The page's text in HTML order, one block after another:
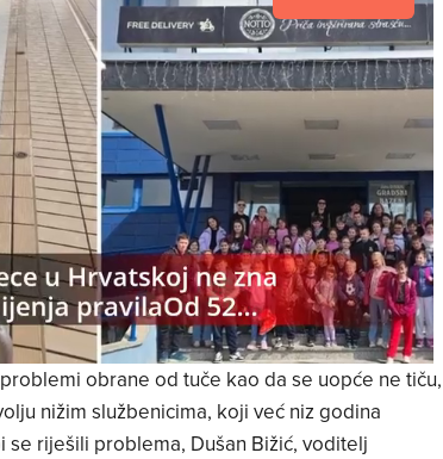
obrane od tuče kao da se uopće ne tiču,
nižim službenicima, koji već niz godina
riješili problema, Dušan Bižić, voditelj